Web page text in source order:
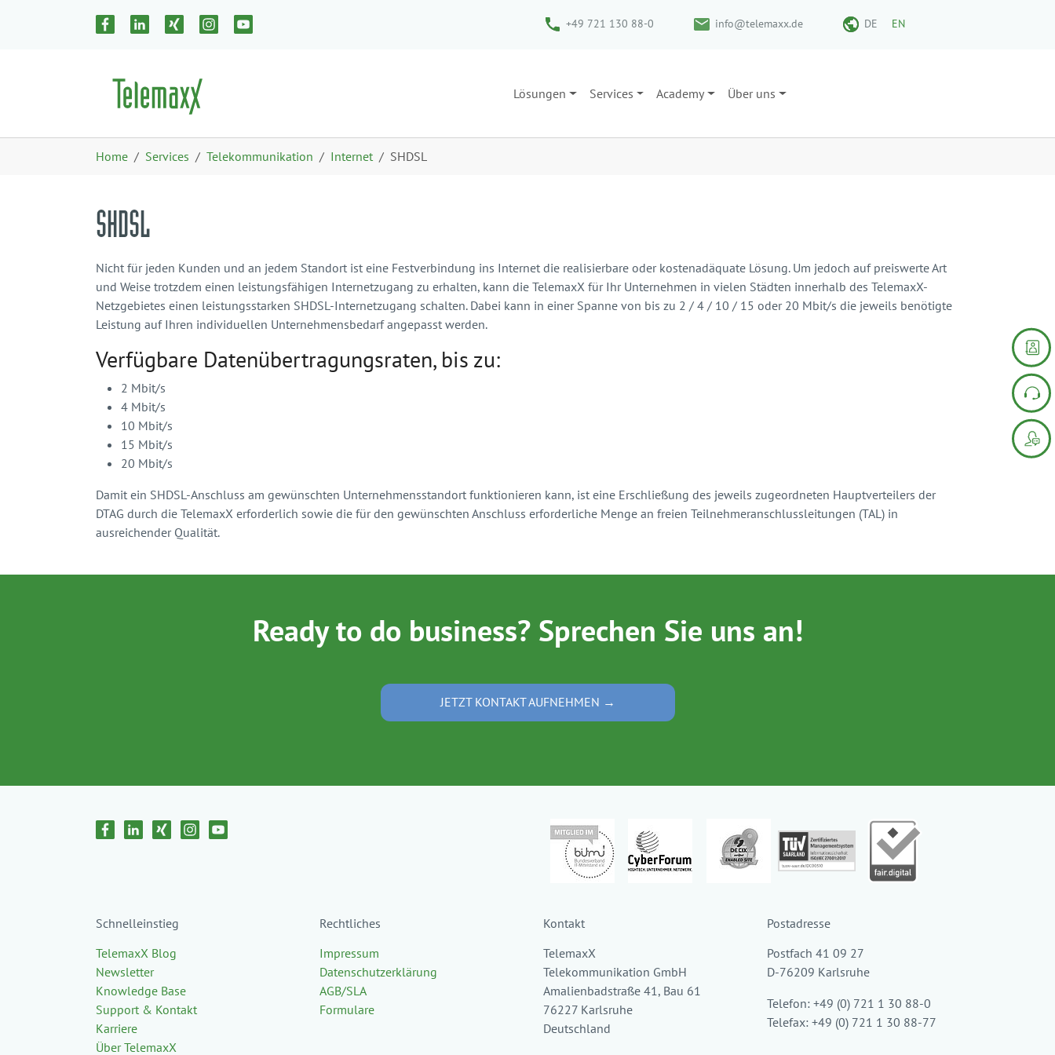
+49 721 130 88-0 info@telemaxx.de DE EN
Lösungen Services Academy Über uns
Home Services Telekommunikation Internet SHDSL
SHDSL
Nicht für jeden Kunden und an jedem Standort ist eine Festverbindung ins Internet die realisierbare oder kostenadäquate Lösung. Um jedoch auf preiswerte Art
und Weise trotzdem einen leistungsfähigen Internetzugang zu erhalten, kann die TelemaxX für Ihr Unternehmen in vielen Städten innerhalb des TelemaxX-
Netzgebietes einen leistungsstarken SHDSL-Internetzugang schalten. Dabei kann in einer Spanne von bis zu 2 / 4 / 10 / 15 oder 20 Mbit/s die jeweils benötigte
Leistung auf Ihren individuellen Unternehmensbedarf angepasst werden.
Verfügbare Datenübertragungsraten, bis zu:
2 Mbit/s
4 Mbit/s
10 Mbit/s
15 Mbit/s
20 Mbit/s
Damit ein SHDSL-Anschluss am gewünschten Unternehmensstandort funktionieren kann, ist eine Erschließung des jeweils zugeordneten Hauptverteilers der
DTAG durch die TelemaxX erforderlich sowie die für den gewünschten Anschluss erforderliche Menge an freien Teilnehmeranschlussleitungen (TAL) in
ausreichender Qualität.
Ready to do business? Sprechen Sie uns an!
JETZT KONTAKT AUFNEHMEN →
Schnelleinstieg
TelemaxX Blog
Newsletter
Knowledge Base
Support & Kontakt
Karriere
Über TelemaxX
Rechtliches
Impressum
Datenschutzerklärung
AGB/SLA
Formulare
Kontakt
TelemaxX
Telekommunikation GmbH
Amalienbadstraße 41, Bau 61
76227 Karlsruhe
Deutschland
Postadresse
Postfach 41 09 27
D-76209 Karlsruhe
Telefon: +49 (0) 721 1 30 88-0
Telefax: +49 (0) 721 1 30 88-77